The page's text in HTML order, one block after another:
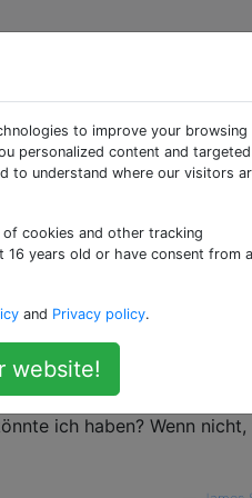
Datenbank von ca. 10 GB.
mit der Datenbank
(wobei 2 Mongod-
einfach offline zu schalten
(Journaling ist aktiviert)?
ich haben? Wenn nicht,
to improve your browsing
personalized content and targeted
to understand where our visitors
cookies and other tracking
years old or have consent from a
and Privacy policy.
website!